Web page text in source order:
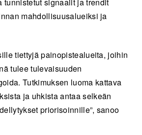
tunnistetut signaalit ja trendit
mahdollisuusalueiksi ja
tiettyjä painopistealueita, joihin
tulee tulevaisuuden
Tutkimuksen luoma kattava
ja uhkista antaa selkeän
priorisoinnille”, sanoo